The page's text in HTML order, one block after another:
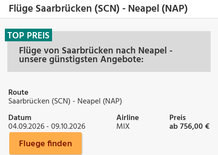
Flüge Saarbrücken (SCN) - Neapel (NAP)
Flüge von Saarbrücken nach Neapel -
unsere günstigsten Angebote:
TOP PREIS
Route
Saarbrücken (SCN) - Neapel (NAP)
Datum
04.09.2026 - 09.10.2026
Airline
MIX
Preis
ab 756,00 €
Fluege finden